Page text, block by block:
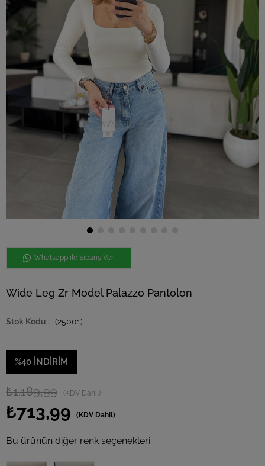
Whatsapp ile Sipariş Ver
Wide Leg Zr Model Palazzo Pantolon
(25001)
%40 İNDIRIM
₺1.189,99 (KDV Dahil)
₺713,99 (KDV Dahil)
Bu ürünün diğer renk seçenekleri.